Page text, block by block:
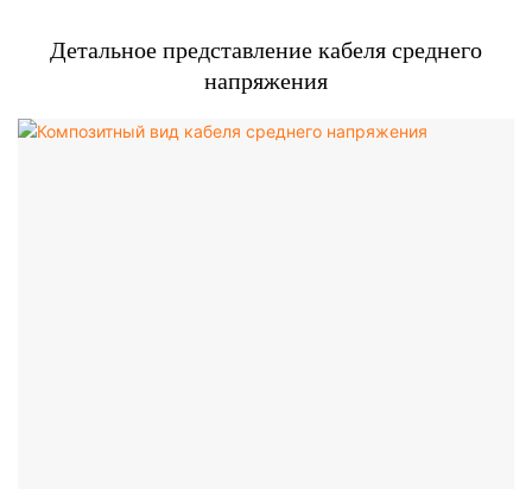
Детальное представление кабеля среднего
напряжения